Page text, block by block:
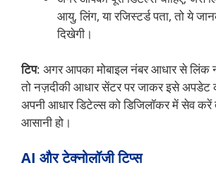
आयु, लिंग, या रजिस्टर्ड पता, तो ये
दिखेगी।
टिप: अगर आपका मोबाइल नंबर आधार से लिंक
तो नज़दीकी आधार सेंटर पर जाकर इसे अपडेट
अपनी आधार डिटेल्स को डिजिलॉकर में सेव करें
आसानी हो।
AI और टेक्नोलॉजी टिप्स